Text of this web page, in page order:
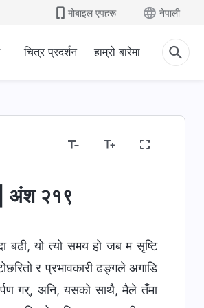
मोबाइल एपहरू नेपाली
चित्र प्रदर्शन हाम्रो बारेमा
| अंश २१९
बढी, यो त्यो समय हो जब म सृष्टि
र प्रभावकारी ढङ्गले अगाडि
गर्‌, अनि, यसको साथै, मैले तँमा